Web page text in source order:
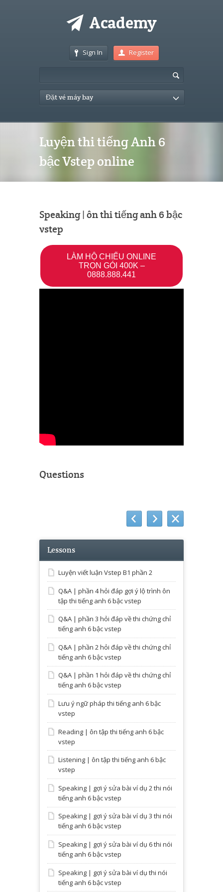
Sign In Register
Đặt vé máy bay
Luyện thi tiếng Anh 6
bậc Vstep online
Speaking | ôn thi tiếng anh 6 bậc
vstep
LÀM HỘ CHIẾU ONLINE
TRỌN GÓI 400K –
0888.888.441
Questions
Lessons
Luyện viết luận Vstep B1 phần 2
Q&A | phần 4 hỏi đáp gợi ý lộ trình ôn
tập thi tiếng anh 6 bậc vstep
Q&A | phần 3 hỏi đáp về thi chứng chỉ
tiếng anh 6 bậc vstep
Q&A | phần 2 hỏi đáp về thi chứng chỉ
tiếng anh 6 bậc vstep
Q&A | phần 1 hỏi đáp về thi chứng chỉ
tiếng anh 6 bậc vstep
Lưu ý ngữ pháp thi tiếng anh 6 bậc
vstep
Reading | ôn tập thi tiếng anh 6 bậc
vstep
Listening | ôn tập thi tiếng anh 6 bậc
vstep
Speaking | gợi ý sửa bài ví dụ 2 thi nói
tiếng anh 6 bậc vstep
Speaking | gợi ý sửa bài ví dụ 3 thi nói
tiếng anh 6 bậc vstep
Speaking | gợi ý sửa bài ví dụ 6 thi nói
tiếng anh 6 bậc vstep
Speaking | gợi ý sửa bài ví dụ thi nói
tiếng anh 6 bậc vstep